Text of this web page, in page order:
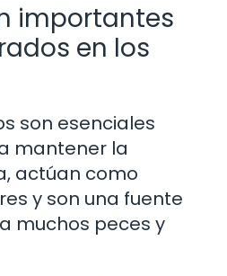
importantes
en los
son esenciales
mantener la
actúan como
y son una fuente
muchos peces y